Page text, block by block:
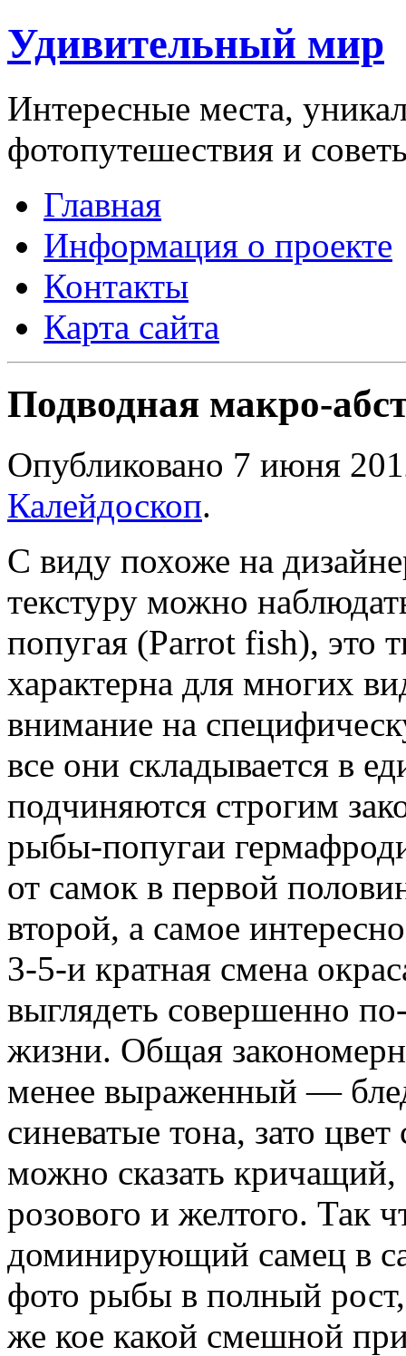
Удивительный мир
Интересные места,
фотопутешествия и
Главная
Информация о проекте
Контакты
Карта сайта
Подводная макро-
Опубликовано 7 июня
Калейдоскоп.
С виду похоже на
текстуру можно
попугая (Parrot fish), это
характерна для многих
внимание на
все они складывается в
подчиняются строгим
рыбы-попугаи
от самок в первой
второй, а самое
3-5-и кратная смена
выглядеть совершенно
жизни. Общая
менее выраженный —
синеватые тона, зато
можно сказать кричащий,
розового и желтого. Так
доминирующий самец в
фото рыбы в полный
же кое какой смешной